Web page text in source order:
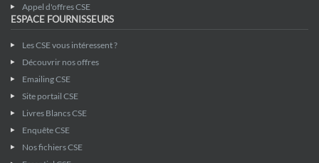
Appel d'offres CSE
ESPACE FOURNISSEURS
Les CSE vous intéressent ?
Découvrir nos offres
Emailing CSE
Site portail CSE
Livres Blancs CSE
Enquête CSE
Nos fichiers CSE